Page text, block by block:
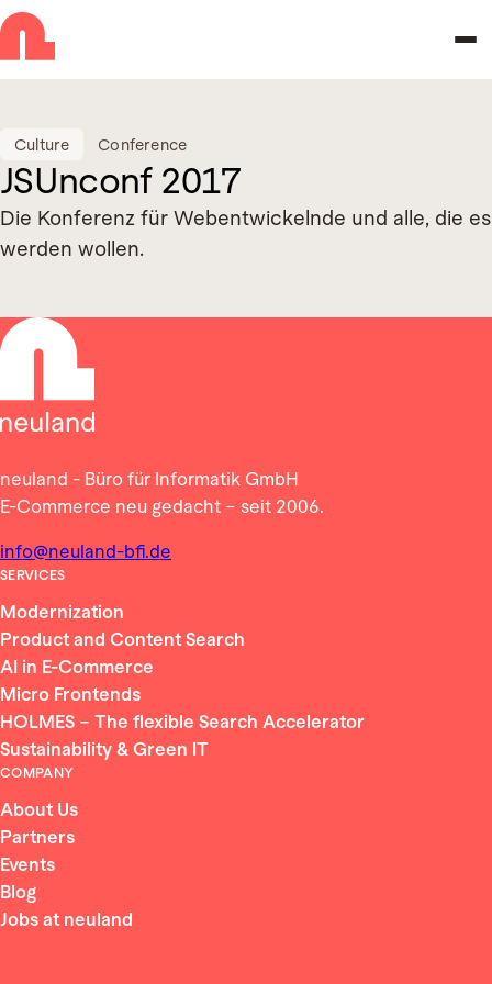
Skip to navigation
Skip to main content
Culture Conference
JSUnconf 2017
Die Konferenz für Webentwickelnde und alle, die es
werden wollen.
neuland - Büro für Informatik GmbH
E-Commerce neu gedacht – seit 2006.
info@neuland-bfi.de
SERVICES
Modernization
Product and Content Search
AI in E-Commerce
Micro Frontends
HOLMES – The flexible Search Accelerator
Sustainability & Green IT
COMPANY
About Us
Partners
Events
Blog
Jobs at neuland